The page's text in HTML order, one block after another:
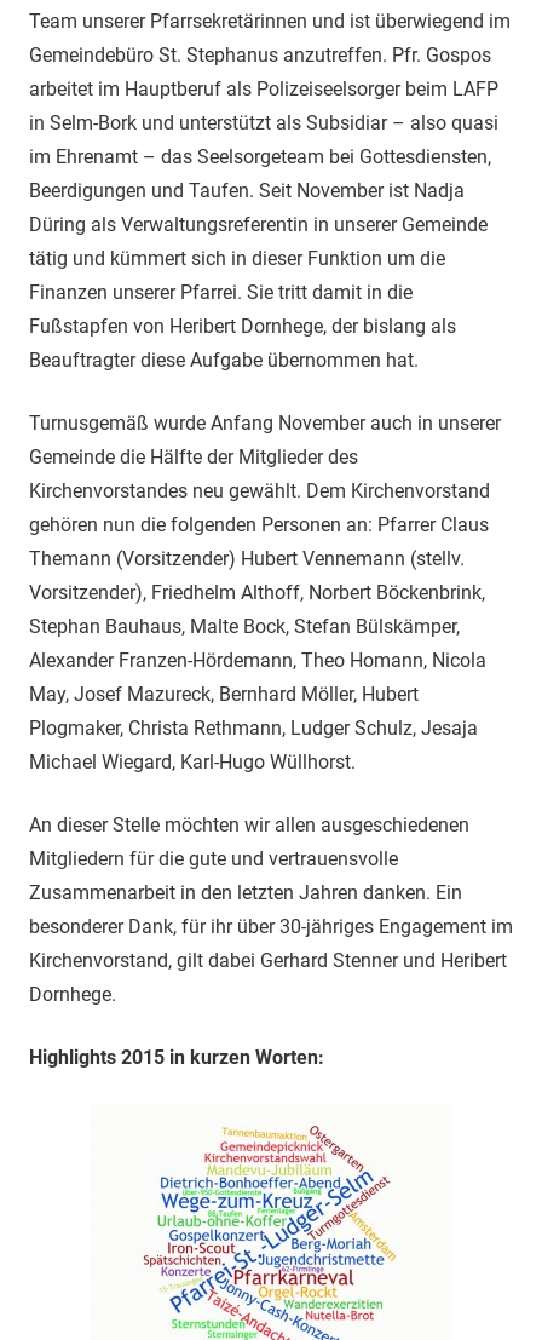
Team unserer Pfarrsekretärinnen und ist überwiegend im
Gemeindebüro St. Stephanus anzutreffen. Pfr. Gospos
arbeitet im Hauptberuf als Polizeiseelsorger beim LAFP
in Selm-Bork und unterstützt als Subsidiar – also quasi
im Ehrenamt – das Seelsorgeteam bei Gottesdiensten,
Beerdigungen und Taufen. Seit November ist Nadja
Düring als Verwaltungsreferentin in unserer Gemeinde
tätig und kümmert sich in dieser Funktion um die
Finanzen unserer Pfarrei. Sie tritt damit in die
Fußstapfen von Heribert Dornhege, der bislang als
Beauftragter diese Aufgabe übernommen hat.
Turnusgemäß wurde Anfang November auch in unserer
Gemeinde die Hälfte der Mitglieder des
Kirchenvorstandes neu gewählt. Dem Kirchenvorstand
gehören nun die folgenden Personen an: Pfarrer Claus
Themann (Vorsitzender) Hubert Vennemann (stellv.
Vorsitzender), Friedhelm Althoff, Norbert Böckenbrink,
Stephan Bauhaus, Malte Bock, Stefan Bülskämper,
Alexander Franzen-Hördemann, Theo Homann, Nicola
May, Josef Mazureck, Bernhard Möller, Hubert
Plogmaker, Christa Rethmann, Ludger Schulz, Jesaja
Michael Wiegard, Karl-Hugo Wüllhorst.
An dieser Stelle möchten wir allen ausgeschiedenen
Mitgliedern für die gute und vertrauensvolle
Zusammenarbeit in den letzten Jahren danken. Ein
besonderer Dank, für ihr über 30-jähriges Engagement im
Kirchenvorstand, gilt dabei Gerhard Stenner und Heribert
Dorn­hege.
Highlights 2015 in kurzen Worten: